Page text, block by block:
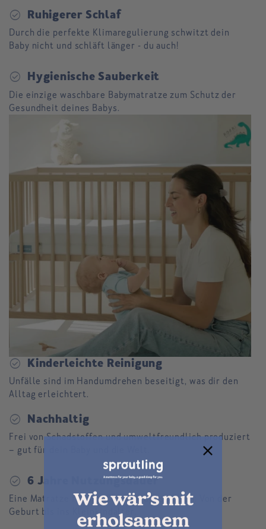
check_circle Ruhigerer Schlaf
Durch die perfekte Klimaregulierung schwitzt dein
Baby nicht und schläft länger - du auch!
check_circle Hygienische Sauberkeit
Die einzige waschbare Babymatratze zum Schutz der
Gesundheit deines Babys.
check_circle Kinderleichte Reinigung
Unfälle sind im Handumdrehen beseitigt, was dir den
Alltag erleichtert.
check_circle Nachhaltig
Frei von Schadstoffen und umweltfreundlich produziert
– gut für dein Baby und die Welt.
check_circle 6 Jahre Nutzungsdauer
Eine Matratze für alle Entwicklungsphasen: Von der
Geburt bis ins Kleinkindalter.
Wie wär’s mit
erholsamem